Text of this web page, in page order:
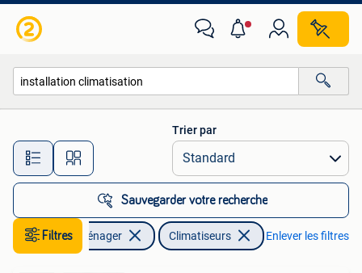
Toutes les distances…
Trier par
Sauvegarder votre recherche
Filtres
Electroménager Climatiseurs Enlever les filtres